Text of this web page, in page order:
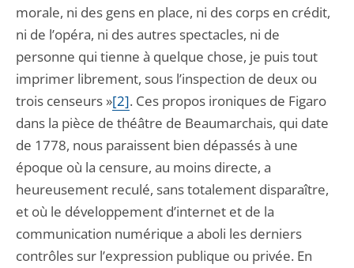
morale, ni des gens en place, ni des corps en crédit,
ni de l’opéra, ni des autres spectacles, ni de
personne qui tienne à quelque chose, je puis tout
imprimer librement, sous l’inspection de deux ou
trois censeurs »[2]. Ces propos ironiques de Figaro
dans la pièce de théâtre de Beaumarchais, qui date
de 1778, nous paraissent bien dépassés à une
époque où la censure, au moins directe, a
heureusement reculé, sans totalement disparaître,
et où le développement d’internet et de la
communication numérique a aboli les derniers
contrôles sur l’expression publique ou privée. En